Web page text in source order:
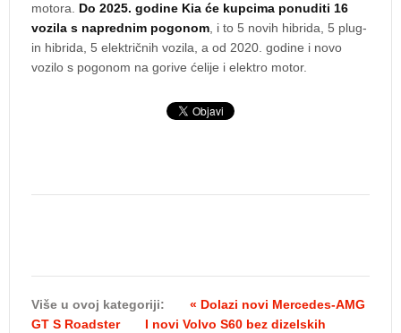
motora. Do 2025. godine Kia će kupcima ponuditi 16
vozila s naprednim pogonom , i to 5 novih hibrida, 5 plug-
in hibrida, 5 električnih vozila, a od 2020. godine i novo
vozilo s pogonom na gorive ćelije i elektro motor.
Više u ovoj kategoriji:
« Dolazi novi Mercedes-AMG
GT S Roadster
I novi Volvo S60 bez dizelskih